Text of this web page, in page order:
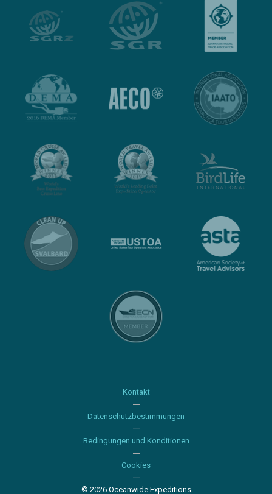
Kontakt
Datenschutzbestimmungen
Bedingungen und Konditionen
Cookies
© 2026 Oceanwide Expeditions